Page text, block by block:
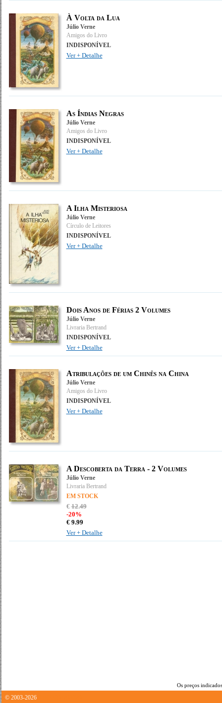
À Volta da Lua
Júlio Verne
Amigos do Livro
INDISPONÍVEL
Ver + Detalhe
As Índias Negras
Júlio Verne
Amigos do Livro
INDISPONÍVEL
Ver + Detalhe
A Ilha Misteriosa
Júlio Verne
Círculo de Leitores
INDISPONÍVEL
Ver + Detalhe
Dois Anos de Férias 2 Volumes
Júlio Verne
Livraria Bertrand
INDISPONÍVEL
Ver + Detalhe
Atribulações de um Chinês na China
Júlio Verne
Amigos do Livro
INDISPONÍVEL
Ver + Detalhe
A Descoberta da Terra - 2 Volumes
Júlio Verne
Livraria Bertrand
EM STOCK
€12.49
-20%
€ 9.99
Ver + Detalhe
Os preços
© 2003-2026